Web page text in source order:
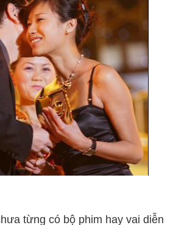
từng có bộ phim hay vai diễn